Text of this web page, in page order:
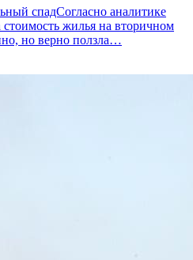
спадСогласно аналитике
стоимость жилья на вторичном
но верно ползла…